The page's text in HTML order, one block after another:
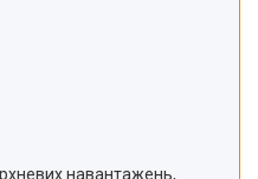
навантажень,